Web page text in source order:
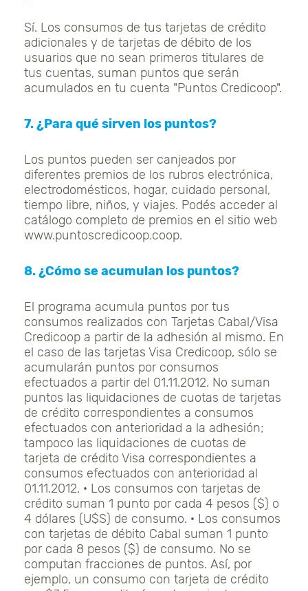
Sí. Los consumos de tus tarjetas de crédito
adicionales y de tarjetas de débito de los
usuarios que no sean primeros titulares de
tus cuentas, suman puntos que serán
acumulados en tu cuenta "Puntos Credicoop".
7. ¿Para qué sirven los puntos?
Los puntos pueden ser canjeados por
diferentes premios de los rubros electrónica,
electrodomésticos, hogar, cuidado personal,
tiempo libre, niños, y viajes. Podés acceder al
catálogo completo de premios en el sitio web
www.puntoscredicoop.coop.
8. ¿Cómo se acumulan los puntos?
El programa acumula puntos por tus
consumos realizados con Tarjetas Cabal/Visa
Credicoop a partir de la adhesión al mismo. En
el caso de las tarjetas Visa Credicoop, sólo se
acumularán puntos por consumos
efectuados a partir del 01.11.2012. No suman
puntos las liquidaciones de cuotas de tarjetas
de crédito correspondientes a consumos
efectuados con anterioridad a la adhesión;
tampoco las liquidaciones de cuotas de
tarjeta de crédito Visa correspondientes a
consumos efectuados con anterioridad al
01.11.2012. · Los consumos con tarjetas de
crédito suman 1 punto por cada 4 pesos ($) o
4 dólares (U$S) de consumo. · Los consumos
con tarjetas de débito Cabal suman 1 punto
por cada 8 pesos ($) de consumo. No se
computan fracciones de puntos. Así, por
ejemplo, un consumo con tarjeta de crédito